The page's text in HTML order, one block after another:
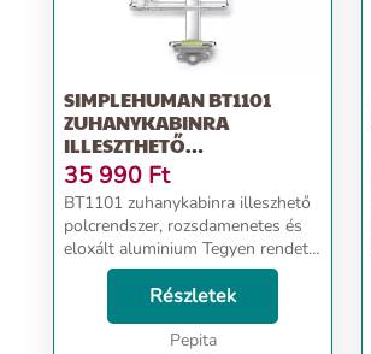
SIMPLEHUMAN BT1101
ZUHANYKABINRA
ILLESZTHETŐ
POLCRENDSZER, ROZSDA...
35 990 Ft
BT1101 zuhanykabinra illeszhető
polcrendszer, rozsdamenetes és
eloxált aluminium Tegyen rendet
zuhany kabinjában a mi
felakasztható fürdőszoba
polcunkkal. Egyszerű szerelés:
csak akassza az zuhanykabi...
Részletek
Pepita